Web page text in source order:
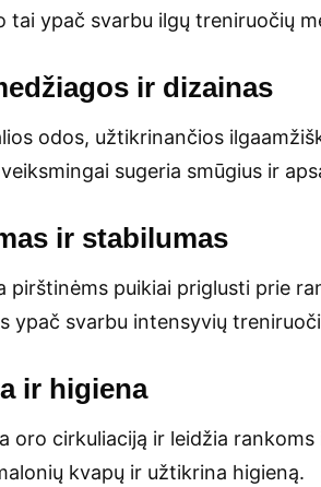
tai ypač svarbu ilgų treniruočių
ir dizainas
odos, užtikrinančios
sugeria smūgius ir
ir stabilumas
pirštinėms puikiai priglusti prie
ypač svarbu intensyvių
ir higiena
cirkuliaciją ir leidžia
kvapų ir užtikrina higieną.